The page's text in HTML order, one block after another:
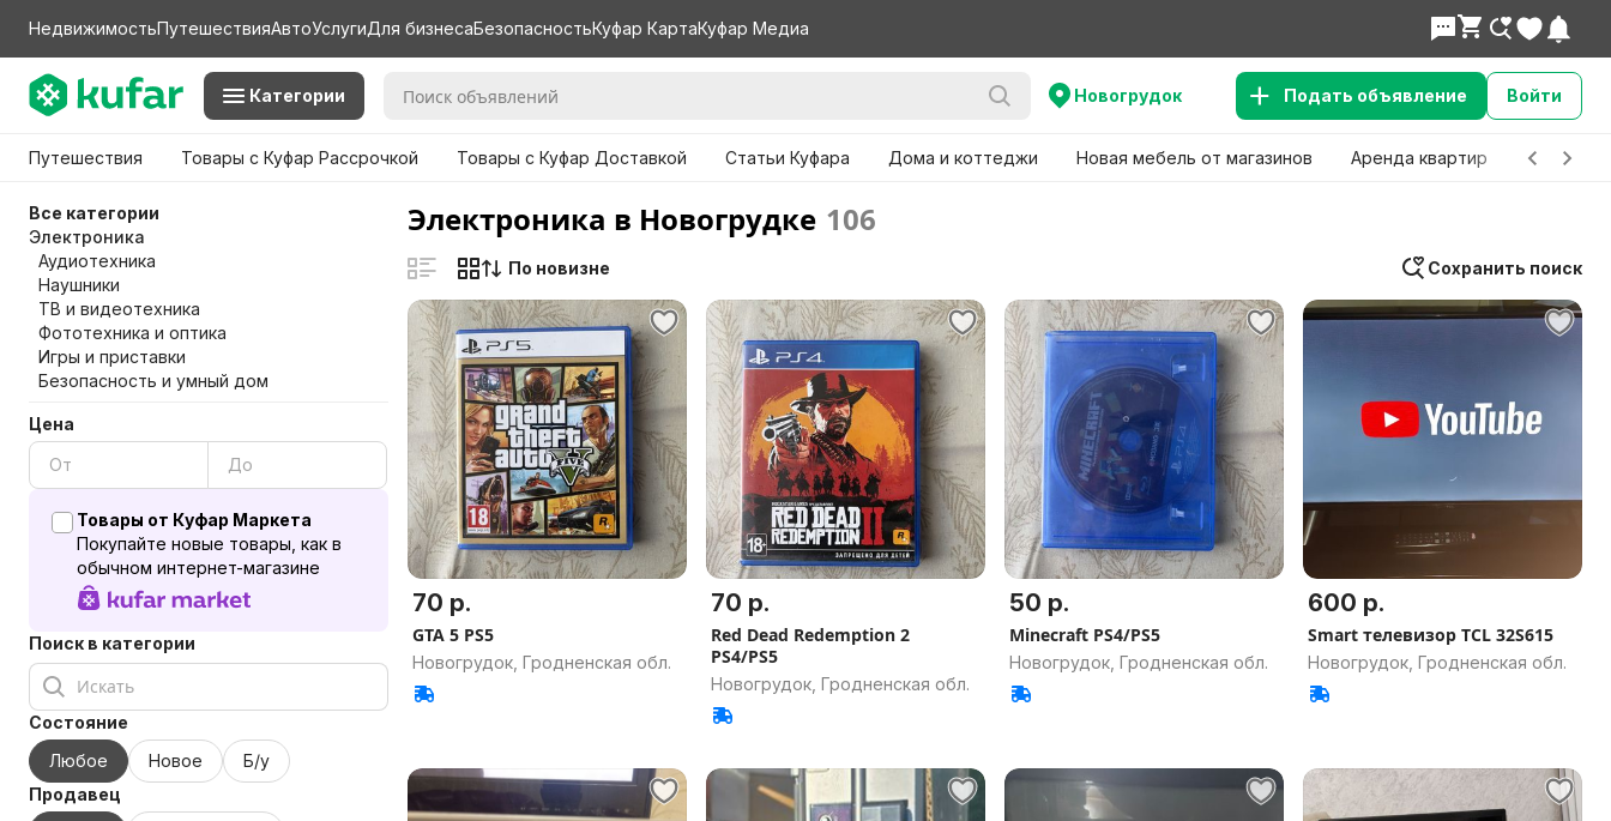
НедвижимостьПутешествияАвтоУслугиДля бизнесаБезопасностьКуфар КартаКуфар Медиа
Категории Новогрудок Подать объявление Войти
Путешествия Товары с Куфар Рассрочкой Товары с Куфар Доставкой Статьи Куфара Дома и коттеджи Новая мебель от магазинов Аренда квартир Детские
Все категории
Электроника
Аудиотехника
Наушники
ТВ и видеотехника
Фототехника и оптика
Игры и приставки
Безопасность и умный дом
Цена
Товары от Куфар Маркета
Покупайте новые товары, как в
обычном интернет-магазине
Поиск в категории
Состояние
Любое
Новое
Б/у
Продавец
Электроника в Новогрудке 106
Сохранить поиск
По новизне
70 р.
GTA 5 PS5
Новогрудок, Гродненская обл.
70 р.
Red Dead Redemption 2
PS4/PS5
Новогрудок, Гродненская обл.
50 р.
Minecraft PS4/PS5
Новогрудок, Гродненская обл.
600 р.
Smart телевизор TCL 32S615
Новогрудок, Гродненская обл.